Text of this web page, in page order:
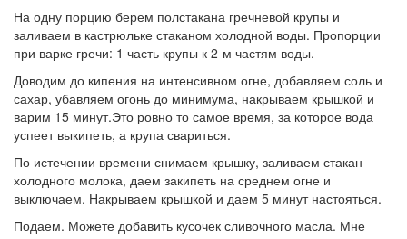
На одну порцию берем полстакана гречневой крупы и
заливаем в кастрюльке стаканом холодной воды. Пропорции
при варке гречи: 1 часть крупы к 2-м частям воды.
Доводим до кипения на интенсивном огне, добавляем соль и
сахар, убавляем огонь до минимума, накрываем крышкой и
варим 15 минут.Это ровно то самое время, за которое вода
успеет выкипеть, а крупа свариться.
По истечении времени снимаем крышку, заливаем стакан
холодного молока, даем закипеть на среднем огне и
выключаем. Накрываем крышкой и даем 5 минут настояться.
Подаем. Можете добавить кусочек сливочного масла. Мне